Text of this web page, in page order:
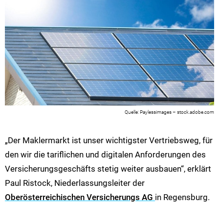
Paylessimages – stock.adobe.com
„Der Maklermarkt ist unser wichtigster Vertriebsweg, für
den wir die tariflichen und digitalen Anforderungen des
Versicherungsgeschäfts stetig weiter ausbauen“, erklärt
Paul Ristock, Niederlassungsleiter der
Oberösterreichischen Versicherungs AG in Regensburg.